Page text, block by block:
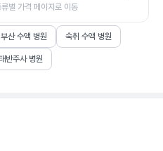
별 가격 페이지로 이동
부산 수액 병원 숙취 수액 병원
태반주사 병원